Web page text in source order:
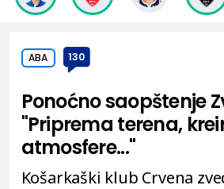
ABA 130
Ponoćno saopštenje
"Priprema terena,
atmosfere..."
Košarkaški klub Crvena